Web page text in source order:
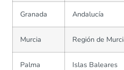
Granada Andalucía
Murcia Región de
Palma Islas Baleares